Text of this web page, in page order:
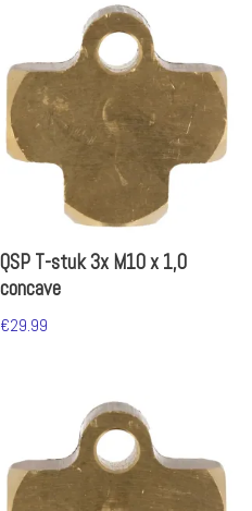
QSP T-stuk 3x M10 x 1,0
concave
€29.99